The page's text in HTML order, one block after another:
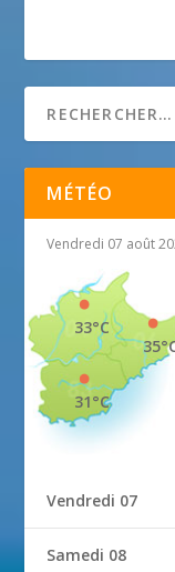
MÉTÉO
Vendredi 07 août
33°C
31°C
Vendredi 07
Samedi 08